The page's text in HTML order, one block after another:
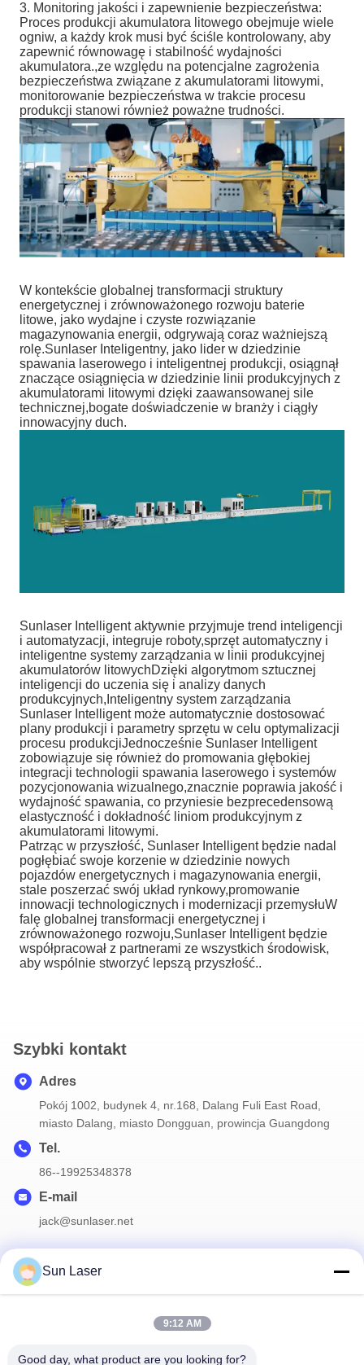
3. Monitoring jakości i zapewnienie bezpieczeństwa:
Proces produkcji akumulatora litowego obejmuje wiele
ogniw, a każdy krok musi być ściśle kontrolowany, aby
zapewnić równowagę i stabilność wydajności
akumulatora.,ze względu na potencjalne zagrożenia
bezpieczeństwa związane z akumulatorami litowymi,
monitorowanie bezpieczeństwa w trakcie procesu
produkcji stanowi również poważne trudności.
W kontekście globalnej transformacji struktury
energetycznej i zrównoważonego rozwoju baterie
litowe, jako wydajne i czyste rozwiązanie
magazynowania energii, odgrywają coraz ważniejszą
rolę.Sunlaser Inteligentny, jako lider w dziedzinie
spawania laserowego i inteligentnej produkcji, osiągnął
znaczące osiągnięcia w dziedzinie linii produkcyjnych z
akumulatorami litowymi dzięki zaawansowanej sile
technicznej,bogate doświadczenie w branży i ciągły
innowacyjny duch.
Sunlaser Intelligent aktywnie przyjmuje trend inteligencji
i automatyzacji, integruje roboty,sprzęt automatyczny i
inteligentne systemy zarządzania w linii produkcyjnej
akumulatorów litowychDzięki algorytmom sztucznej
inteligencji do uczenia się i analizy danych
produkcyjnych,Inteligentny system zarządzania
Sunlaser Intelligent może automatycznie dostosować
plany produkcji i parametry sprzętu w celu optymalizacji
procesu produkcjiJednocześnie Sunlaser Intelligent
zobowiązuje się również do promowania głębokiej
integracji technologii spawania laserowego i systemów
pozycjonowania wizualnego,znacznie poprawia jakość i
wydajność spawania, co przyniesie bezprecedensową
elastyczność i dokładność liniom produkcyjnym z
akumulatorami litowymi.
Patrząc w przyszłość, Sunlaser Intelligent będzie nadal
pogłębiać swoje korzenie w dziedzinie nowych
pojazdów energetycznych i magazynowania energii,
stale poszerzać swój układ rynkowy,promowanie
innowacji technologicznych i modernizacji przemysłuW
falę globalnej transformacji energetycznej i
zrównoważonego rozwoju,Sunlaser Intelligent będzie
współpracował z partnerami ze wszystkich środowisk,
aby wspólnie stworzyć lepszą przyszłość..
Szybki kontakt
Adres
Pokój 1002, budynek 4, nr.168, Dalang Fuli East Road,
miasto Dalang, miasto Dongguan, prowincja Guangdong
Tel.
86--19925348378
E-mail
jack@sunlaser.net
Zapisz się do naszego newslettera, aby uzyskać zniżki i nie tylko.
Sun Laser
9:12 AM
Good day, what product are you looking for?